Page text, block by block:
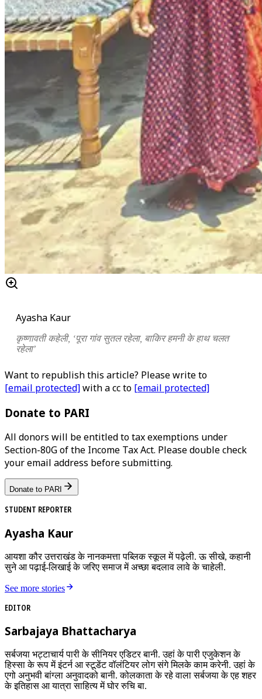
Ayasha Kaur
कृष्णावती कहेली, ‘पूरा गांव सुतल रहेला, बाकिर हमनी के हाथ चलत
रहेला’
Want to republish this article? Please write to
[email protected]with a cc to [email protected]
Donate to PARI
All donors will be entitled to tax exemptions under
Section-80G of the Income Tax Act. Please double check
your email address before submitting.
Donate to PARI
STUDENT REPORTER
Ayasha Kaur
आयशा कौर उत्तराखंड के नानकमत्ता पब्लिक स्कूल में पढ़ेली. ऊ सीखे, कहानी
सुने आ पढ़ाई-लिखाई के जरिए समाज में अच्छा बदलाव लावे के चाहेली.
See more stories
EDITOR
Sarbajaya Bhattacharya
सर्बजया भट्टाचार्य पारी के सीनियर एडिटर बानी. उहां के पारी एजुकेशन के
हिस्सा के रूप में इंटर्न आ स्टूडेंट वॉलंटियर लोग संगे मिलके काम करेनी. उहां के
एगो अनुभवी बांग्ला अनुवादको बानी. कोलकाता के रहे वाला सर्बजया के एह शहर
के इतिहास आ यात्रा साहित्य में घोर रुचि बा.